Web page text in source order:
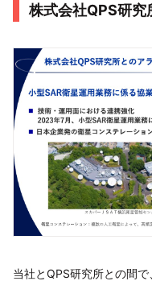
株式会社QPS研究
当社とQPS研究所との間